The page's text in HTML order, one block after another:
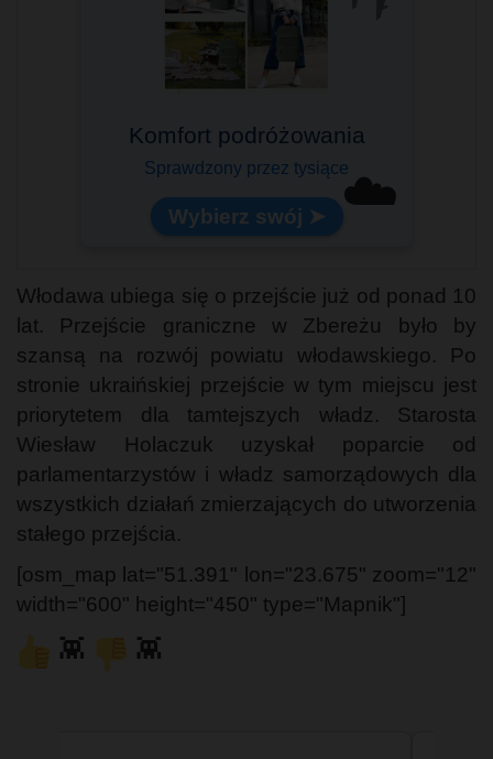
☁️
Komfort podróżowania
Sprawdzony przez tysiące
Wybierz swój ➤
Włodawa ubiega się o przejście już od ponad 10
lat. Przejście graniczne w Zbereżu było by
szansą na rozwój powiatu włodawskiego. Po
stronie ukraińskiej przejście w tym miejscu jest
priorytetem dla tamtejszych władz. Starosta
Wiesław Holaczuk uzyskał poparcie od
parlamentarzystów i władz samorządowych dla
wszystkich działań zmierzających do utworzenia
stałego przejścia.
[osm_map lat="51.391" lon="23.675" zoom="12"
width="600" height="450" type="Mapnik"]
👾 👾